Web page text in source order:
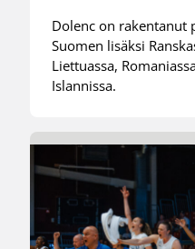
Dolenc on rakentanut
Suomen lisäksi
Liettuassa,
Islannissa.